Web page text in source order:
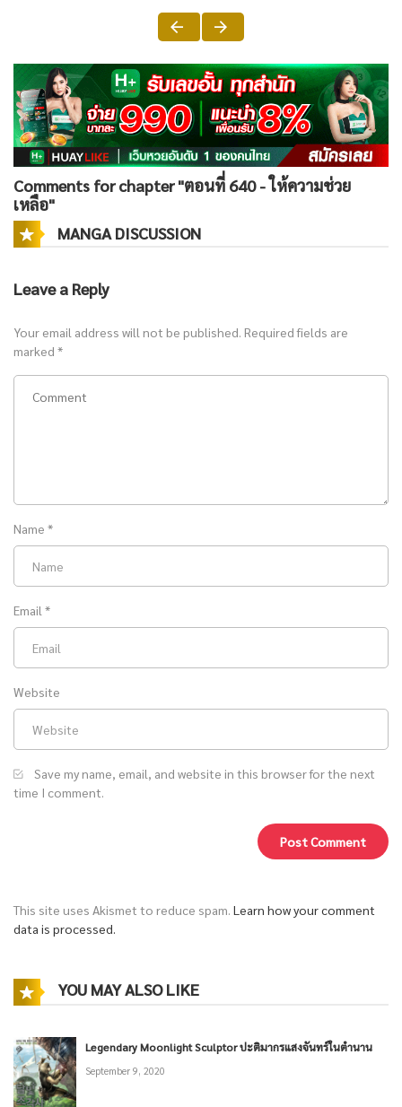
Comments for chapter "ตอนที่ 640 - ให้ความช่วย
เหลือ"
MANGA DISCUSSION
Leave a Reply
Your email address will not be published. Required fields are
marked *
Name *
Email *
Website
Save my name, email, and website in this browser for the next
time I comment.
This site uses Akismet to reduce spam. Learn how your comment
data is processed.
YOU MAY ALSO LIKE
Legendary Moonlight Sculptor ปะติมากรแสงจันทร์ในตำนาน
September 9, 2020